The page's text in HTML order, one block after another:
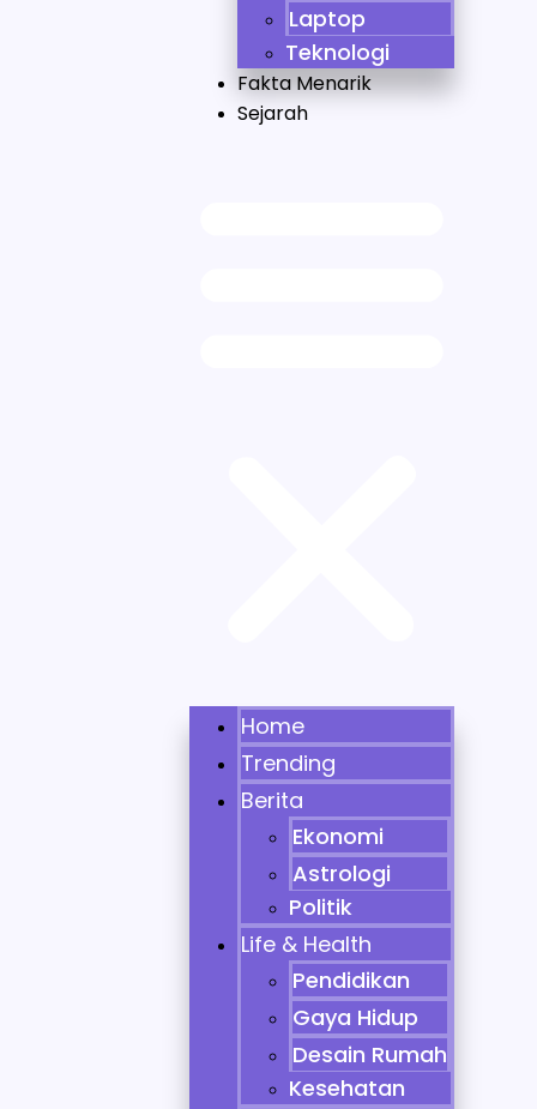
Laptop
Teknologi
Fakta Menarik
Sejarah
Home
Trending
Berita
Ekonomi
Astrologi
Politik
Life & Health
Pendidikan
Gaya Hidup
Desain Rumah
Kesehatan